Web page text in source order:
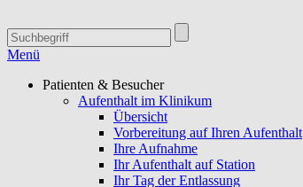
Menü
Patienten & Besucher
Aufenthalt im Klinikum
Übersicht
Vorbereitung auf Ihren Aufenthalt
Ihre Aufnahme
Ihr Aufenthalt auf Station
Ihr Tag der Entlassung